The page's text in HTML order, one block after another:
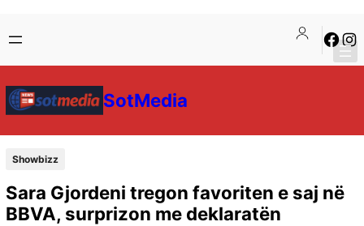
SotMedia
Showbizz
Sara Gjordeni tregon favoriten e saj në
BBVA, surprizon me deklaratën